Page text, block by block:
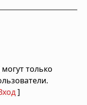
только
]